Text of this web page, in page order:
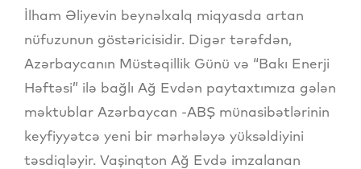
İlham Əliyevin beynəlxalq miqyasda artan
nüfuzunun göstəricisidir. Digər tərəfdən,
Azərbaycanın Müstəqillik Günü və “Bakı Enerji
Həftəsi” ilə bağlı Ağ Evdən paytaxtımıza gələn
məktublar Azərbaycan -ABŞ münasibətlərinin
keyfiyyətcə yeni bir mərhələyə yüksəldiyini
təsdiqləyir. Vaşinqton Ağ Evdə imzalanan